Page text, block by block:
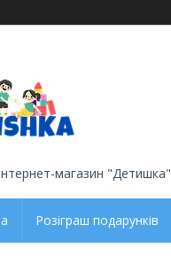
магазин "Детишка"
Розіграш подарунків